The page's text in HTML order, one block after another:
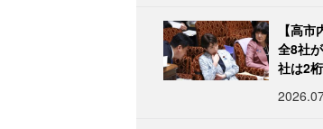
【高市
全8社
社は2